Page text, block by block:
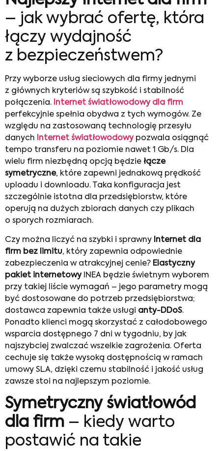
– jak wybrać ofertę, która
łączy wydajność
z bezpieczeństwem?
Przy wyborze usług sieciowych dla firmy jednymi
z głównych kryteriów są szybkość i stabilność
połączenia. Internet światłowodowy dla firm
perfekcyjnie spełnia obydwa z tych wymogów. Ze
względu na zastosowaną technologię przesyłu
danych
Internet światłowodowypozwala osiągnąć
tempo transferu na poziomie nawet 1 Gb/s. Dla
wielu firm niezbędną opcją będzie łącze
symetryczne, które zapewni jednakową prędkość
uploadu i downloadu. Taka konfiguracja jest
szczególnie istotna dla przedsiębiorstw, które
operują na dużych zbiorach danych czy plikach
o sporych rozmiarach.
Czy można liczyć na szybki i sprawny Internet dla
firm bez limitu, który zapewnia odpowiednie
zabezpieczenia w atrakcyjnej cenie? Elastyczny
pakiet internetowyINEA będzie świetnym wyborem
przy takiej liście wymagań – jego parametry mogą
być dostosowane do potrzeb przedsiębiorstwa;
dostawca zapewnia także usługi anty-DDoS.
Ponadto klienci mogą skorzystać z całodobowego
wsparcia dostępnego 7 dni w tygodniu, by jak
najszybciej zwalczać wszelkie zagrożenia. Oferta
cechuje się także wysoką dostępnością w ramach
umowy SLA, dzięki czemu stabilność i jakość usług
zawsze stoi na najlepszym poziomie.
Symetryczny światłowód
dla firm – kiedy warto
postawić na takie